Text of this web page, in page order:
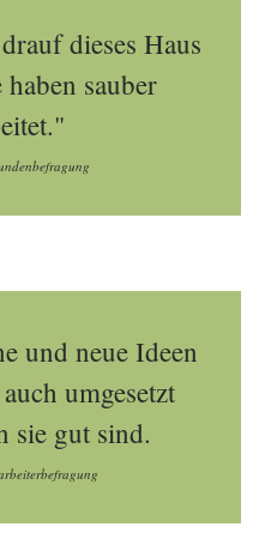
dieses Haus
sauber
und neue Ideen
umgesetzt
sie gut sind.